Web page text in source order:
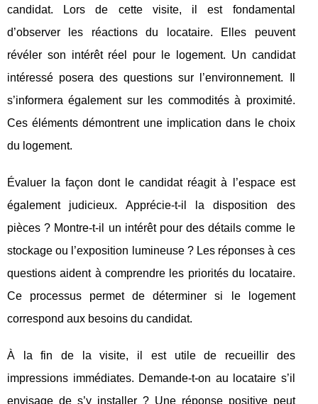
candidat. Lors de cette visite, il est fondamental
d’observer les réactions du locataire. Elles peuvent
révéler son intérêt réel pour le logement. Un candidat
intéressé posera des questions sur l’environnement. Il
s’informera également sur les commodités à proximité.
Ces éléments démontrent une implication dans le choix
du logement.
Évaluer la façon dont le candidat réagit à l’espace est
également judicieux. Apprécie-t-il la disposition des
pièces ? Montre-t-il un intérêt pour des détails comme le
stockage ou l’exposition lumineuse ? Les réponses à ces
questions aident à comprendre les priorités du locataire.
Ce processus permet de déterminer si le logement
correspond aux besoins du candidat.
À la fin de la visite, il est utile de recueillir des
impressions immédiates. Demande-t-on au locataire s’il
envisage de s’y installer ? Une réponse positive peut